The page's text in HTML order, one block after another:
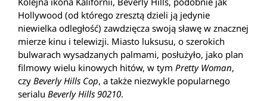
Hollywood (od którego zresztą dzieli ją jedynie
niewielka odległość) zawdzięcza swoją sławę w znacznej
mierze kinu i telewizji. Miasto luksusu, o szerokich
bulwarach wysadzanych palmami, posłużyło, jako plan
filmowy wielu kinowych hitów, w tym Pretty Woman,
czy Beverly Hills Cop, a także niezwykle popularnego
serialu Beverly Hills 90210.